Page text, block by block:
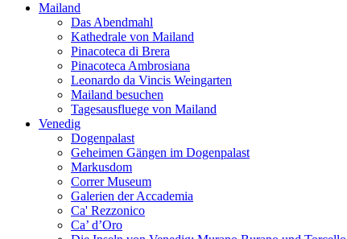
Mailand
Das Abendmahl
Kathedrale von Mailand
Pinacoteca di Brera
Pinacoteca Ambrosiana
Leonardo da Vincis Weingarten
Mailand besuchen
Tagesausfluege von Mailand
Venedig
Dogenpalast
Geheimen Gängen im Dogenpalast
Markusdom
Correr Museum
Galerien der Accademia
Ca' Rezzonico
Ca’ d’Oro